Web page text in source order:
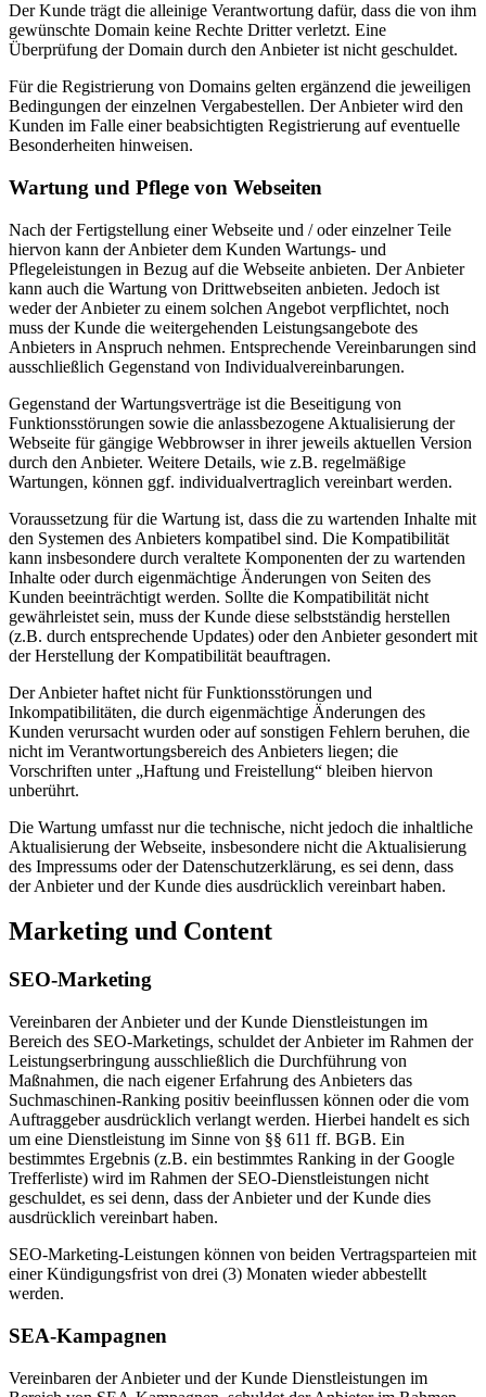
Der Kunde trägt die alleinige Verantwortung dafür, dass die von ihm
gewünschte Domain keine Rechte Dritter verletzt. Eine
Überprüfung der Domain durch den Anbieter ist nicht geschuldet.
Für die Registrierung von Domains gelten ergänzend die jeweiligen
Bedingungen der einzelnen Vergabestellen. Der Anbieter wird den
Kunden im Falle einer beabsichtigten Registrierung auf eventuelle
Besonderheiten hinweisen.
Wartung und Pflege von Webseiten
Nach der Fertigstellung einer Webseite und / oder einzelner Teile
hiervon kann der Anbieter dem Kunden Wartungs- und
Pflegeleistungen in Bezug auf die Webseite anbieten. Der Anbieter
kann auch die Wartung von Drittwebseiten anbieten. Jedoch ist
weder der Anbieter zu einem solchen Angebot verpflichtet, noch
muss der Kunde die weitergehenden Leistungsangebote des
Anbieters in Anspruch nehmen. Entsprechende Vereinbarungen sind
ausschließlich Gegenstand von Individualvereinbarungen.
Gegenstand der Wartungsverträge ist die Beseitigung von
Funktionsstörungen sowie die anlassbezogene Aktualisierung der
Webseite für gängige Webbrowser in ihrer jeweils aktuellen Version
durch den Anbieter. Weitere Details, wie z.B. regelmäßige
Wartungen, können ggf. individualvertraglich vereinbart werden.
Voraussetzung für die Wartung ist, dass die zu wartenden Inhalte mit
den Systemen des Anbieters kompatibel sind. Die Kompatibilität
kann insbesondere durch veraltete Komponenten der zu wartenden
Inhalte oder durch eigenmächtige Änderungen von Seiten des
Kunden beeinträchtigt werden. Sollte die Kompatibilität nicht
gewährleistet sein, muss der Kunde diese selbstständig herstellen
(z.B. durch entsprechende Updates) oder den Anbieter gesondert mit
der Herstellung der Kompatibilität beauftragen.
Der Anbieter haftet nicht für Funktionsstörungen und
Inkompatibilitäten, die durch eigenmächtige Änderungen des
Kunden verursacht wurden oder auf sonstigen Fehlern beruhen, die
nicht im Verantwortungsbereich des Anbieters liegen; die
Vorschriften unter „Haftung und Freistellung“ bleiben hiervon
unberührt.
Die Wartung umfasst nur die technische, nicht jedoch die inhaltliche
Aktualisierung der Webseite, insbesondere nicht die Aktualisierung
des Impressums oder der Datenschutzerklärung, es sei denn, dass
der Anbieter und der Kunde dies ausdrücklich vereinbart haben.
Marketing und Content
SEO-Marketing
Vereinbaren der Anbieter und der Kunde Dienstleistungen im
Bereich des SEO-Marketings, schuldet der Anbieter im Rahmen der
Leistungserbringung ausschließlich die Durchführung von
Maßnahmen, die nach eigener Erfahrung des Anbieters das
Suchmaschinen-Ranking positiv beeinflussen können oder die vom
Auftraggeber ausdrücklich verlangt werden. Hierbei handelt es sich
um eine Dienstleistung im Sinne von §§ 611 ff. BGB. Ein
bestimmtes Ergebnis (z.B. ein bestimmtes Ranking in der Google
Trefferliste) wird im Rahmen der SEO-Dienstleistungen nicht
geschuldet, es sei denn, dass der Anbieter und der Kunde dies
ausdrücklich vereinbart haben.
SEO-Marketing-Leistungen können von beiden Vertragsparteien mit
einer Kündigungsfrist von drei (3) Monaten wieder abbestellt
werden.
SEA-Kampagnen
Vereinbaren der Anbieter und der Kunde Dienstleistungen im